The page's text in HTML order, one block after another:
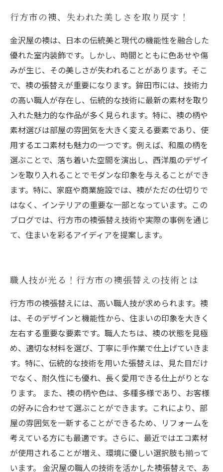
発見
行方市の襖、失われた美しさを取り戻す！
金沢屋の襖は、日本の伝統美と現代の機能性を融合した
優れた室内装飾です。しかし、時間とともに色あせや傷
みが生じ、その美しさが失われることがあります。そこ
で、襖の張替えが重要になります。鉾田市には、技術力
の高い職人が存在し、伝統的な技術に最新の素材を取り
入れた魅力的な作品が多く見られます。特に、襖の柄や
素材選びは部屋の雰囲気を大きく変える要素であり、使
用するエコ素材も魅力の一つです。例えば、和風の柄を
選ぶことで、落ち着いた空間を演出し、西洋風のデザイ
ンを取り入れることでモダンな印象を与えることができ
ます。特に、家庭や商業施設では、襖がただの仕切りで
はなく、インテリアの重要な一部となっています。この
ブログでは、行方市の襖張替え技術や実際の事例を通じ
て、住まいを彩るアイディアを提案します。
職人技が光る！行方市の襖張替えの技術とは
行方市の襖張替えには、高い職人技が求められます。襖
は、そのデザインと機能性から、住まいの印象を大きく
左右する重要な要素です。職人たちは、襖の状態を見極
め、適切な材料を選び、丁寧に手作業で仕上げていきま
す。特に、伝統的な技術を用いた張替えは、見た目だけ
でなく、耐久性にも優れ、長く愛用できる仕上がりとな
ります。 また、襖の柄や色は、多種多様であり、お客様
の好みに合わせて選ぶことができます。これにより、部
屋の雰囲気を一新することができるため、リフォームを
考えている方にも最適です。さらに、最近ではエコ素材
が使用されることが増え、環境に優しい選択肢も揃って
います。 金沢屋の職人の技術を活かした襖張替えで、あ